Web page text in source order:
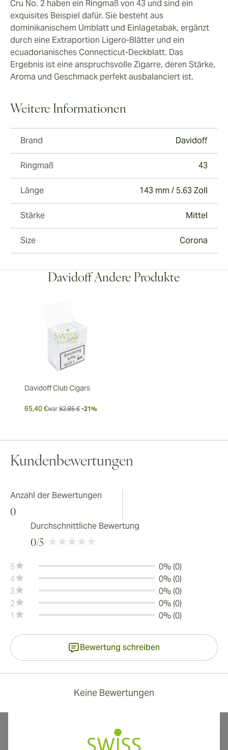
Cru No. 2 haben ein Ringmaß von 43 und sind ein
exquisites Beispiel dafür. Sie besteht aus
dominikanischem Umblatt und Einlagetabak, ergänzt
durch eine Extraportion Ligero-Blätter und ein
ecuadorianisches Connecticut-Deckblatt. Das
Ergebnis ist eine anspruchsvolle Zigarre, deren Stärke,
Aroma und Geschmack perfekt ausbalanciert ist.
Weitere Informationen
Brand Davidoff
Ringmaß 43
Länge 143 mm / 5.63 Zoll
Stärke Mittel
Size Corona
Davidoff Andere Produkte
Davidoff Club Cigars
65,40 €war 82,85 € -21%
Kundenbewertungen
Anzahl der Bewertungen
0
Durchschnittliche Bewertung
0/5
5
0% (0)
4
0% (0)
3
0% (0)
2
0% (0)
1
0% (0)
Bewertung schreiben
Keine Bewertungen